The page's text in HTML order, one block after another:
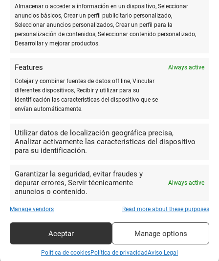
Almacenar o acceder a información en un dispositivo, Seleccionar
anuncios básicos, Crear un perfil publicitario personalizado,
Seleccionar anuncios personalizados, Crear un perfil para la
personalización de contenidos, Seleccionar contenido personalizado,
Desarrollar y mejorar productos.
Features
Always active
Cotejar y combinar fuentes de datos off line, Vincular
diferentes dispositivos, Recibir y utilizar para su
identificación las características del dispositivo que se
envían automáticamente.
Utilizar datos de localización geográfica precisa,
Analizar activamente las características del dispositivo
para su identificación.
Garantizar la seguridad, evitar fraudes y
depurar errores, Servir técnicamente
anuncios o contenido.
Always active
Manage vendors Read more about these purposes
Aceptar Manage options
Política de cookiesPolítica de privacidadAviso Legal
podían realizar el corte de algunas hojas al tamaño que
necesitaba, se negaron a hacerlo alegando estar
sobrecargados de trabajo. Debía dejarlo para otro día. La falta
de comunicación precisa y la falta de disposición para
experiencia frustrante y una pérdida de tiempo. Era solamente
cortar algunas hojas con su herramienta (20 folios). Cosa que
a mi me llevo nuevamente mas tiempo perdido y obviamente
no ha quedado como si lo hubiese hecho profesionalmente.
cualquier otro cliente. Y no ser tratado como un fastidio
porque tenían mucho trabajo. Tal vez el día de mañana podría
haber sido yo el que los pusiera de trabajo hasta arriba.
la altura de mis expectativas. No puedo recomendar esta
imprenta a otros usuarios, ya que parece que no están
necesidades de sus nuevos clientes, mucho menos a pedir
disculpas, a ser amables, etc, etc. En el futuro, consideraré
otras opciones antes de confiar nuevamente en REPROTEL.